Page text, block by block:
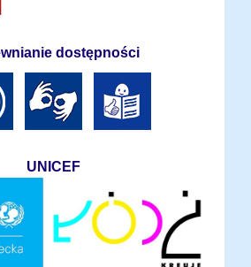
dostępności
UNICEF